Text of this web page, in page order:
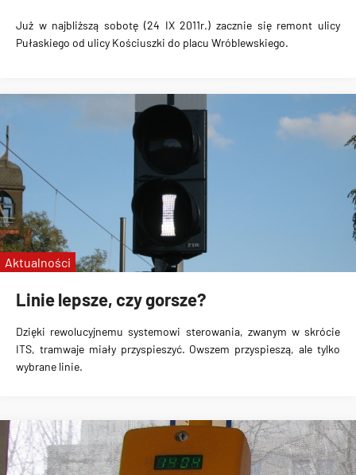
Już w najbliższą sobotę (24 IX 2011r.) zacznie się remont ulicy
Pułaskiego od ulicy Kościuszki do placu Wróblewskiego.
Linie lepsze, czy gorsze?
Dzięki rewolucyjnemu systemowi sterowania, zwanym w skrócie
ITS, tramwaje miały przyspieszyć. Owszem przyspieszą, ale tylko
wybrane linie.
Aktualności